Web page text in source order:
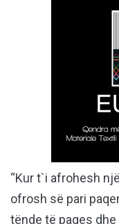
“Kur t`i afrohesh
ofrosh së pari
tënde të paqes